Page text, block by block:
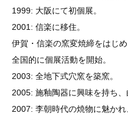
1999: 大阪にて初個展。
2001: 信楽に移住。
伊賀・信楽の窯変焼締をはじめ
全国的に個展活動を開始。
2003: 全地下式穴窯を築窯。
2005: 施釉陶器に興味を持ち、
2007: 李朝時代の焼物に魅かれ